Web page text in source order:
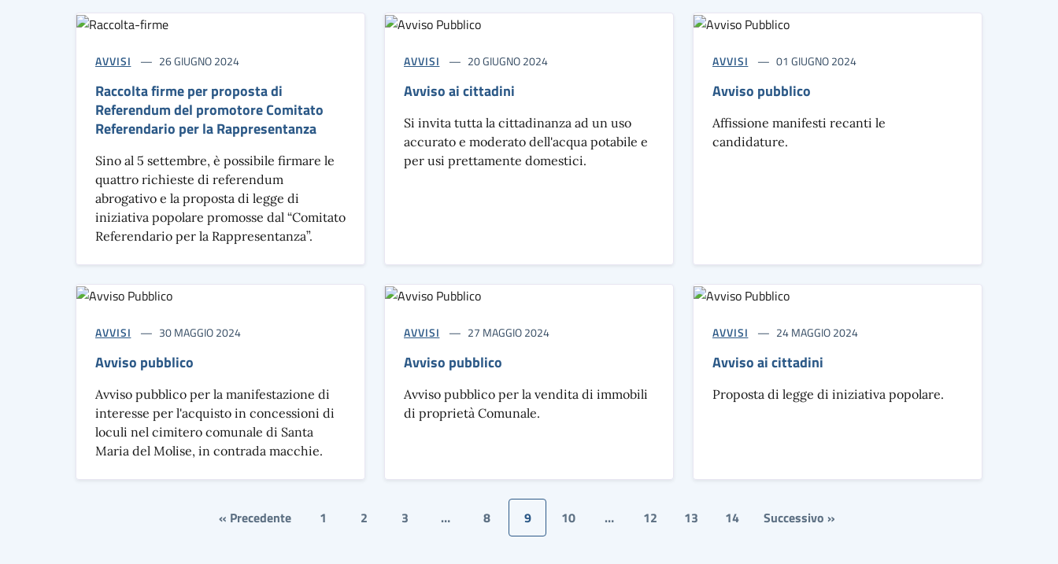
AVVISI 26 GIUGNO 2024
Raccolta firme per proposta di
Referendum del promotore Comitato
Referendario per la Rappresentanza
Sino al 5 settembre, è possibile firmare le
quattro richieste di referendum
abrogativo e la proposta di legge di
iniziativa popolare promosse dal “Comitato
Referendario per la Rappresentanza”.
AVVISI 20 GIUGNO 2024
Avviso ai cittadini
Si invita tutta la cittadinanza ad un uso
accurato e moderato dell'acqua potabile e
per usi prettamente domestici.
AVVISI 01 GIUGNO 2024
Avviso pubblico
Affissione manifesti recanti le
candidature.
AVVISI 30 MAGGIO 2024
Avviso pubblico
Avviso pubblico per la manifestazione di
interesse per l'acquisto in concessioni di
loculi nel cimitero comunale di Santa
Maria del Molise, in contrada macchie.
AVVISI 27 MAGGIO 2024
Avviso pubblico
Avviso pubblico per la vendita di immobili
di proprietà Comunale.
AVVISI 24 MAGGIO 2024
Avviso ai cittadini
Proposta di legge di iniziativa popolare.
« Precedente 1 2 3 … 8 9 10 … 12 13 14 Successivo »